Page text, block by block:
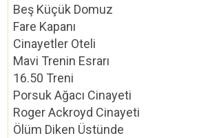
Beş Küçük Domuz
Fare Kapanı
Cinayetler Oteli
Mavi Trenin Esrarı
16.50 Treni
Porsuk Ağacı Cinayeti
Roger Ackroyd Cinayeti
Ölüm Diken Üstünde